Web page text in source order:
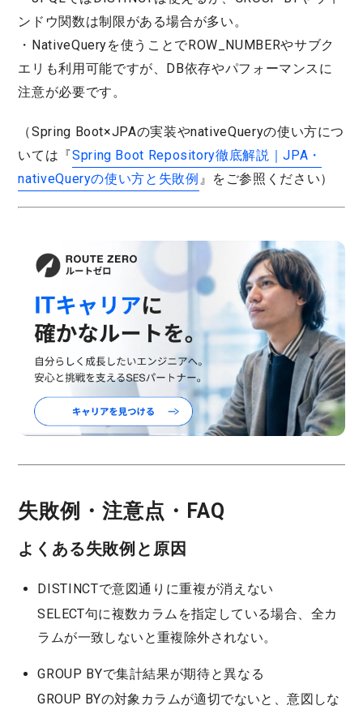
ンドウ関数は制限がある場合が多い。
・NativeQueryを使うことでROW_NUMBERやサブク
エリも利用可能ですが、DB依存やパフォーマンスに
注意が必要です。
（Spring Boot×JPAの実装やnativeQueryの使い方につ
いては『Spring Boot Repository徹底解説｜JPA・
nativeQueryの使い方と失敗例 』をご参照ください）
失敗例・注意点・FAQ
よくある失敗例と原因
DISTINCTで意図通りに重複が消えない
SELECT句に複数カラムを指定している場合、全カ
ラムが一致しないと重複除外されない。
GROUP BYで集計結果が期待と異なる
GROUP BYの対象カラムが適切でないと、意図しな